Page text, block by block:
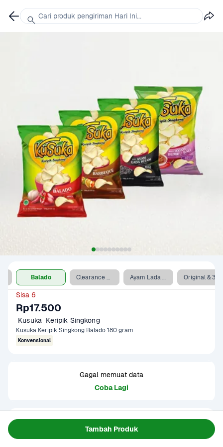
Tambah Produk
Balado Clearance Sale - Balado Ayam Lada Hitam & 3s Coca Cola
Sisa 6
Rp17.500
Kusuka  Keripik Singkong
Kusuka Keripik Singkong Balado 180 gram
Konvensional
Gagal memuat data
Coba Lagi
Informasi Produk
Kusuka Keripik Singkong 180 gram hadir dalam ukuran
Cari produk pengiriman Hari Ini...